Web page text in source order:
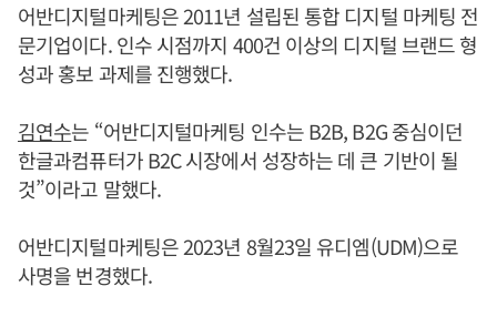
어반디지털마케팅은 2011년 설립된 통합 디지털 마케팅 전
문기업이다. 인수 시점까지 400건 이상의 디지털 브랜드 형
성과 홍보 과제를 진행했다.
김연수는 “어반디지털마케팅 인수는 B2B, B2G 중심이던
한글과컴퓨터가 B2C 시장에서 성장하는 데 큰 기반이 될
것”이라고 말했다.
어반디지털마케팅은 2023년 8월23일 유디엠(UDM)으로
사명을 번경했다.